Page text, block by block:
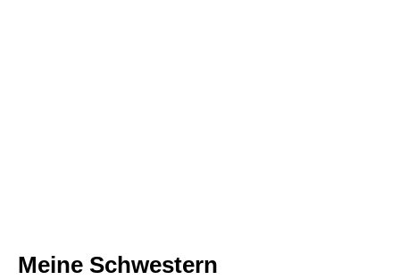
Meine Schwestern